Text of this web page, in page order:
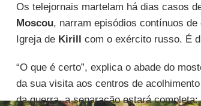
Os telejornais martelam há dias casos
Moscou, narram episódios contínuos
Igreja de Kirill com o exército russo. É
“O que é certo”, explica o abade do
da sua visita aos centros de
da guerra, a separação estará